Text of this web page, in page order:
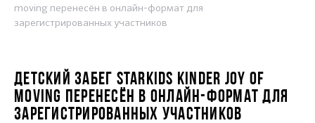
moving перенесён в онлайн-формат для
зарегистрированных участников
ДЕТСКИЙ ЗАБЕГ STARKIDS KINDER JOY OF
MOVING ПЕРЕНЕСЁН В ОНЛАЙН-ФОРМАТ ДЛЯ
ЗАРЕГИСТРИРОВАННЫХ УЧАСТНИКОВ